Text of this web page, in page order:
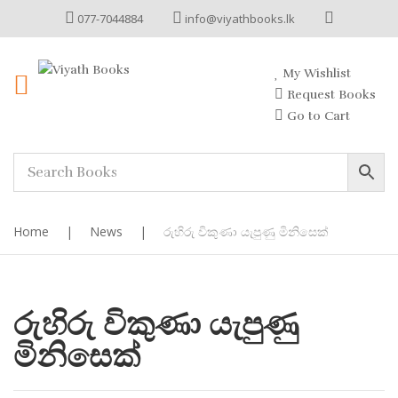
077-7044884 info@viyathbooks.lk
My Wishlist
Request Books
Go to Cart
Home | News | රුහිරු විකුණා යැපුණු මිනිසෙක්
රුහිරු විකුණා යැපුණු
මිනිසෙක්